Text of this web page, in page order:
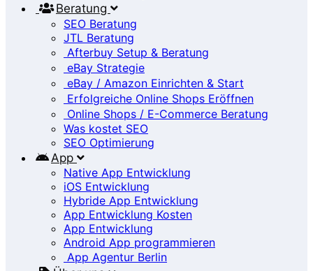
Beratung
SEO Beratung
JTL Beratung
Afterbuy Setup & Beratung
eBay Strategie
eBay / Amazon Einrichten & Start
Erfolgreiche Online Shops Eröffnen
Online Shops / E-Commerce Beratung
Was kostet SEO
SEO Optimierung
App
Native App Entwicklung
iOS Entwicklung
Hybride App Entwicklung
App Entwicklung Kosten
App Entwicklung
Android App programmieren
App Agentur Berlin